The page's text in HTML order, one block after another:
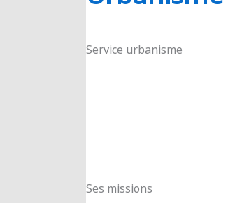
Service urbanisme
Ses missions